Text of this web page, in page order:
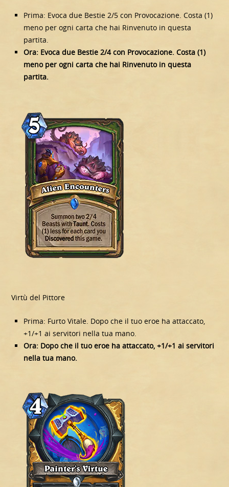
Prima: Evoca due Bestie 2/5 con Provocazione. Costa (1)
meno per ogni carta che hai Rinvenuto in questa
partita.
Ora: Evoca due Bestie 2/4 con Provocazione. Costa (1)
meno per ogni carta che hai Rinvenuto in questa
partita.
Virtù del Pittore
Prima: Furto Vitale. Dopo che il tuo eroe ha attaccato,
+1/+1 ai servitori nella tua mano.
Ora: Dopo che il tuo eroe ha attaccato, +1/+1 ai servitori
nella tua mano.